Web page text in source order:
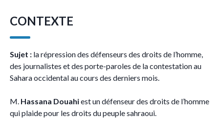
CONTEXTE
Sujet : la répression des défenseurs des droits de l’homme,
des journalistes et des porte-paroles de la contestation au
Sahara occidental au cours des derniers mois.
M. Hassana Douahiest un défenseur des droits de l’homme
qui plaide pour les droits du peuple sahraoui.